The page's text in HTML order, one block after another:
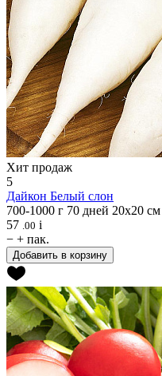
Хит продаж
5
Дайкон Белый слон
700-1000 г 70 дней 20х20 см
57 .00 i
− + пак.
Добавить в корзину